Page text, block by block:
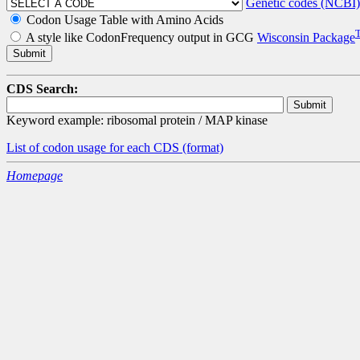
Genetic codes (NCBI)
Codon Usage Table with Amino Acids
A style like CodonFrequency output in GCG Wisconsin Package
CDS Search:
Keyword example: ribosomal protein / MAP kinase
List of codon usage for each CDS (format)
Homepage